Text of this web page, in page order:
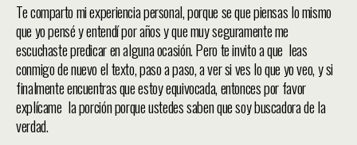
Te comparto mi experiencia personal, porque se que piensas lo mismo
que yo pensé y entendí por años y que muy seguramente me
escuchaste predicar en alguna ocasión. Pero te invito a que leas
conmigo de nuevo el texto, paso a paso, a ver si ves lo que yo veo, y si
finalmente encuentras que estoy equivocada, entonces por favor
explícame la porción porque ustedes saben que soy buscadora de la
verdad.